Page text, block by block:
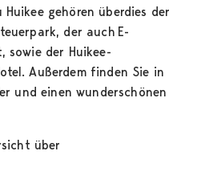
gehören überdies der
der auch E-
sowie der Huikee-
Außerdem finden Sie in
und einen wunderschönen
über